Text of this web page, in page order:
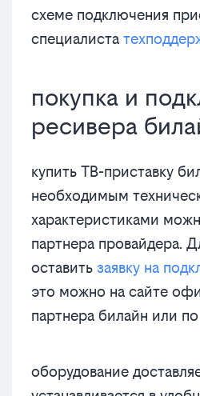
схеме подключения
специалиста
покупка и
ресивера
купить ТВ-приставку
необходимым
характеристиками
партнера провайдера.
оставить заявку на
это можно на сайте
партнера билайн или
оборудование